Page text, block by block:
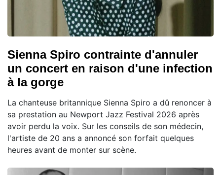
Sienna Spiro contrainte d'annuler
un concert en raison d'une infection
à la gorge
La chanteuse britannique Sienna Spiro a dû renoncer à
sa prestation au Newport Jazz Festival 2026 après
avoir perdu la voix. Sur les conseils de son médecin,
l'artiste de 20 ans a annoncé son forfait quelques
heures avant de monter sur scène.